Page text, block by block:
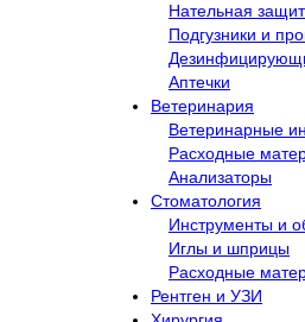
Нательная
Подгузники и
Аптечки
Ветеринария
Ветеринарные
Расходные
Анализаторы
Стоматология
Инструменты и
Иглы и шприцы
Расходные
Рентген и УЗИ​